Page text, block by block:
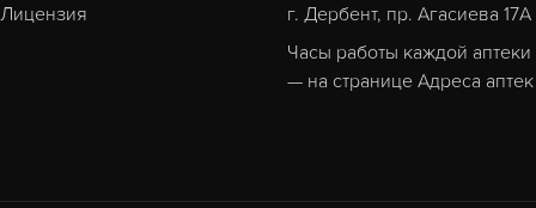
Лицензия
г. Дербент, пр. Агасиева 17А
Часы работы каждой аптеки
— на странице Адреса аптек